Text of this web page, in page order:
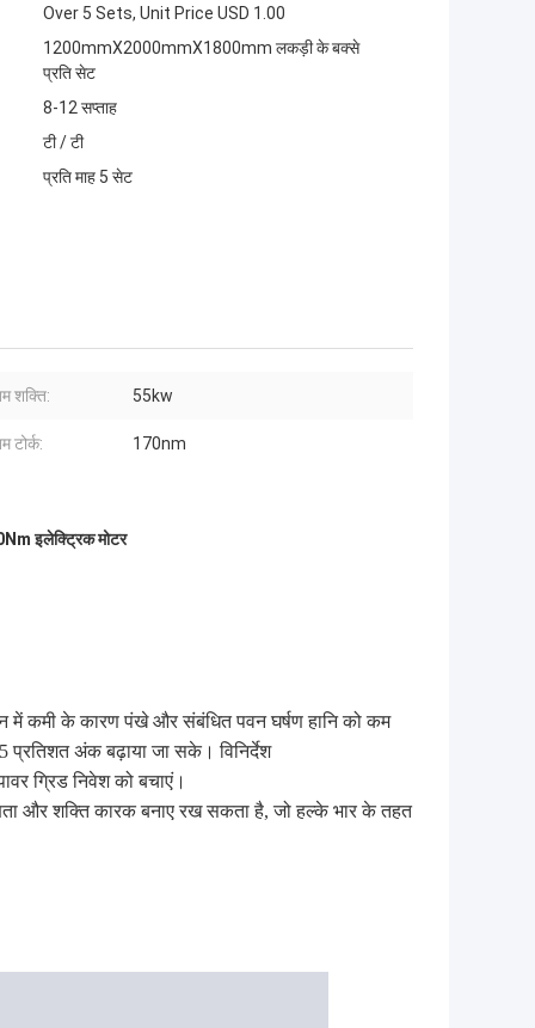
Over 5 Sets, Unit Price USD 1.00
1200mmX2000mmX1800mm लकड़ी के बक्से
प्रति सेट
8-12 सप्ताह
टी / टी
प्रति माह 5 सेट
शक्ति: 55kw
टोर्क: 170nm
इलेक्ट्रिक मोटर
में कमी के कारण पंखे और संबंधित पवन घर्षण हानि को कम
प्रतिशत अंक बढ़ाया जा सके। विनिर्देश
ग्रिड निवेश को बचाएं।
और शक्ति कारक बनाए रख सकता है, जो हल्के भार के तहत